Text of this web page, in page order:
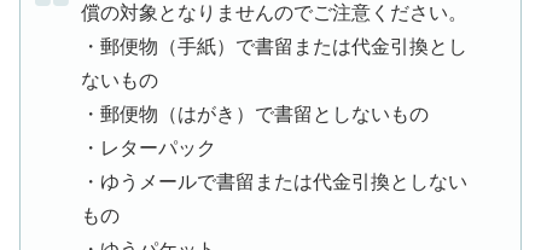
償の対象となりませんのでご注意ください。
・郵便物（手紙）で書留または代金引換とし
ないもの
・郵便物（はがき）で書留としないもの
・レターパック
・ゆうメールで書留または代金引換としない
もの